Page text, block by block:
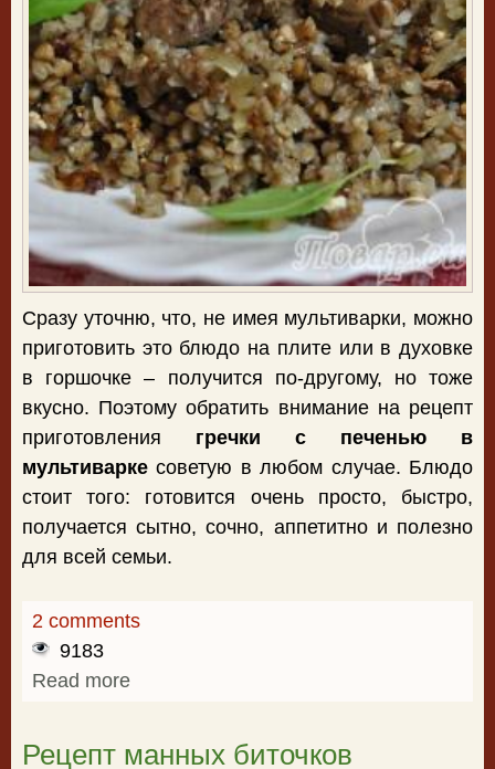
Сразу уточню, что, не имея мультиварки, можно
приготовить это блюдо на плите или в духовке
в горшочке – получится по-другому, но тоже
вкусно. Поэтому обратить внимание на рецепт
приготовления гречки с печенью в
мультиварке советую в любом случае. Блюдо
стоит того: готовится очень просто, быстро,
получается сытно, сочно, аппетитно и полезно
для всей семьи.
2 comments
9183
Read more
Рецепт манных биточков